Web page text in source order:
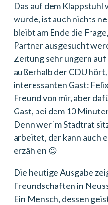
Das auf dem Klappstuhl
wurde, ist auch nichts
bleibt am Ende die
Partner ausgesucht
Zeitung sehr ungern
außerhalb der CDU
interessanten Gast:
Freund von mir, aber
Gast, bei dem 10
Denn wer im Stadtrat
arbeitet, der kann auch
erzählen 😉
Die heutige Ausgabe
Freundschaften in
Ein Mensch, dessen